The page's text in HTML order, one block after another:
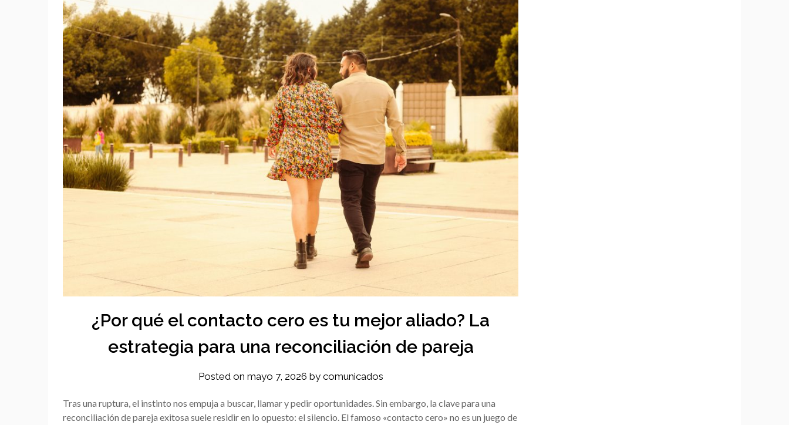
¿Por qué el contacto cero es tu mejor aliado? La
estrategia para una reconciliación de pareja
Posted on mayo 7, 2026 by comunicados
Tras una ruptura, el instinto nos empuja a buscar, llamar y pedir oportunidades. Sin embargo, la clave para una
reconciliación de pareja exitosa suele residir en lo opuesto: el silencio. El famoso «contacto cero» no es un juego de